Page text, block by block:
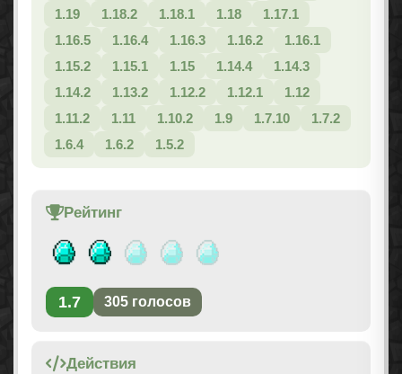
1.19
1.18.2 1.18.1 1.18
1.17.1
1.16.5
1.16.4 1.16.3 1.16.2
1.16.1
1.15.2
1.15.1 1.15 1.14.4
1.14.3
1.14.2
1.13.2 1.12.2 1.12.1
1.12
1.11.2
1.11 1.10.2 1.9 1.7.10
1.7.2
1.6.4
1.6.2 1.5.2
Рейтинг
1.7 305 голосов
Действия